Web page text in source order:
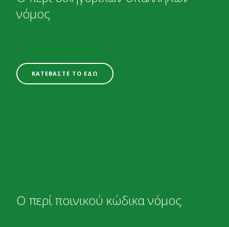
νόμος
ΚΑΤΕΒΑΣΤΕ ΤΟ ΕΔΩ
Ο περί ποινικού κώδικα νόμος